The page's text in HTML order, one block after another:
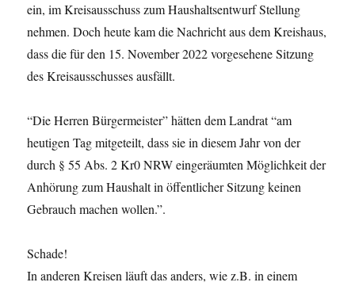
ein, im Kreisausschuss zum Haushaltsentwurf Stellung
nehmen. Doch heute kam die Nachricht aus dem Kreishaus,
dass die für den 15. November 2022 vorgesehene Sitzung
des Kreisausschusses ausfällt.
“Die Herren Bürgermeister” hätten dem Landrat “am
heutigen Tag mitgeteilt, dass sie in diesem Jahr von der
durch § 55 Abs. 2 Kr0 NRW eingeräumten Möglichkeit der
Anhörung zum Haushalt in öffentlicher Sitzung keinen
Gebrauch machen wollen.”.
Schade!
In anderen Kreisen läuft das anders, wie z.B. in einem